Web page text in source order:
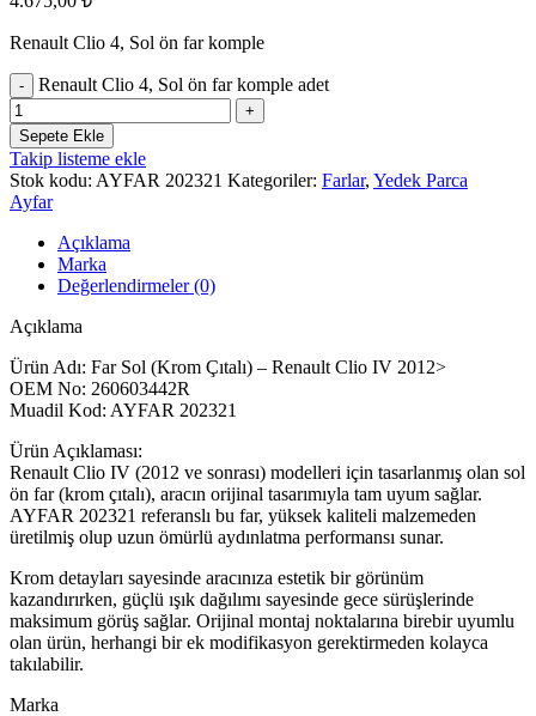
Renault Clio 4, Sol ön far komple
Renault Clio 4, Sol ön far komple adet
Sepete Ekle
Takip listeme ekle
Stok kodu: AYFAR 202321 Kategoriler: Farlar, Yedek Parca
Ayfar
Açıklama
Marka
Değerlendirmeler (0)
Açıklama
Ürün Adı: Far Sol (Krom Çıtalı) – Renault Clio IV 2012>
OEM No: 260603442R
Muadil Kod: AYFAR 202321
Ürün Açıklaması:
Renault Clio IV (2012 ve sonrası) modelleri için tasarlanmış olan sol
ön far (krom çıtalı), aracın orijinal tasarımıyla tam uyum sağlar.
AYFAR 202321 referanslı bu far, yüksek kaliteli malzemeden
üretilmiş olup uzun ömürlü aydınlatma performansı sunar.
Krom detayları sayesinde aracınıza estetik bir görünüm
kazandırırken, güçlü ışık dağılımı sayesinde gece sürüşlerinde
maksimum görüş sağlar. Orijinal montaj noktalarına birebir uyumlu
olan ürün, herhangi bir ek modifikasyon gerektirmeden kolayca
takılabilir.
Marka